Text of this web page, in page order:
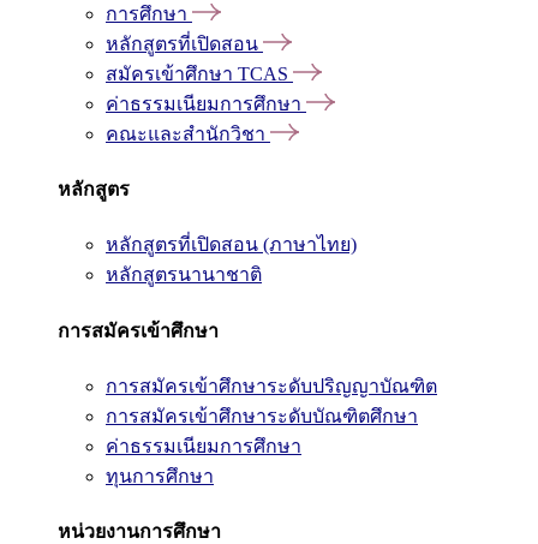
การศึกษา
หลักสูตรที่เปิดสอน
สมัครเข้าศึกษา TCAS
ค่าธรรมเนียมการศึกษา
คณะและสำนักวิชา
หลักสูตร
หลักสูตรที่เปิดสอน (ภาษาไทย)
หลักสูตรนานาชาติ
การสมัครเข้าศึกษา
การสมัครเข้าศึกษาระดับปริญญาบัณฑิต
การสมัครเข้าศึกษาระดับบัณฑิตศึกษา
ค่าธรรมเนียมการศึกษา
ทุนการศึกษา
หน่วยงานการศึกษา